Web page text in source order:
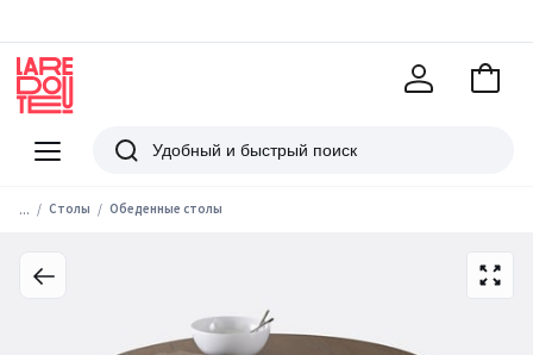
Меню
Redoute
Поиск
В
... Столы Обеденные столы